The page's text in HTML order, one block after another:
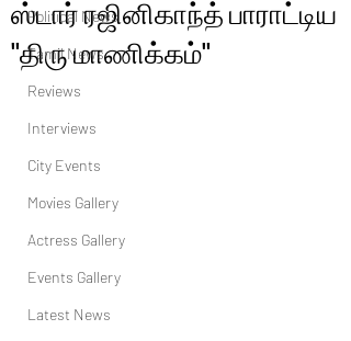
Political News
Tamil News
Reviews
Interviews
City Events
Movies Gallery
Actress Gallery
Events Gallery
Latest News
ஸ்டார் ரஜினிகாந்த் பாராட்டிய
"திரு மாணிக்கம்"